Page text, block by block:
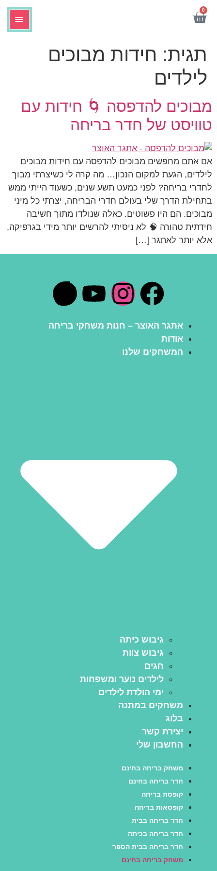
לתוכן
0
תגית: חידות מבוכים
לילדים
מבוכים להדפסה 🌀 חידות עם
טוויסט של חדר בריחה
אם אתם מחפשים מבוכים להדפסה עם חידות מבוכים
לילדים, הגעת למקום הנכון… מה קרה לי כשיצרתי מבוך
לחדרי בריחה? לפני כמעט תשע שנים, כשעוד הייתי ממש
בתחילת הדרך שלי בעולם חדרי הבריחה, יצרתי כל מיני
מבוכים. הם היו פשוטים. כאלה שנולדו מתוך חשיבה
חידתית טהורה 🧠 לא ניסיתי להרשים יותר מידי בגרפיקה,
אלא יותר לאתגר […]
אתגר האוצר – חנות משחקי בריחה
אודות
המשחקים שלנו
גיבוש כיתה
גיבוש צוות
חגים
לילדים נוער ומשפחות
ימי הולדת לילדים
משחקים במתנה
בלוג
יצירת קשר
החשבון שלי
משחק בריחה בחינם
חדר בריחה בחינם
קופסת בריחה
קופסאות בריחה
חדר בריחה בבית
חדר בריחה בכיתה
חדר בריחה בבית הספר
משחק בריחה בחינם